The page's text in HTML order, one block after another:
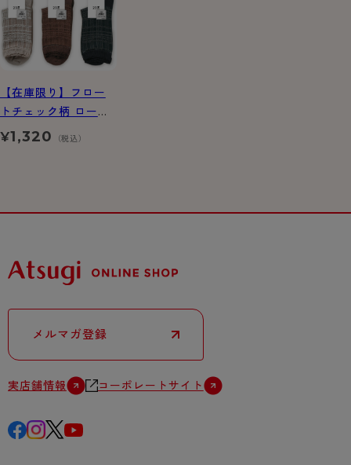
【在庫限り】フロー
トチェック柄 ローク
ルー丈 ソックス
¥1,320 （税込）
メルマガ登録
実店舗情報 コーポレートサイト